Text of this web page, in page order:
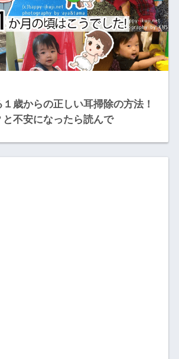
歳からの正しい耳掃除の方法！
不安になったら読んで